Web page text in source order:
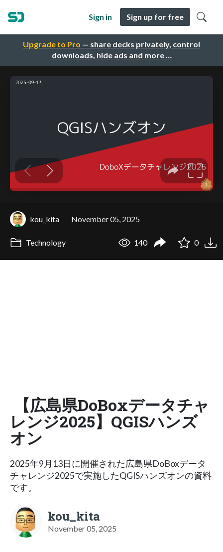
Upgrade to Pro — share decks privately, control
downloads, hide ads and more …
Sign in Sign up for free
kou_kita November 05, 2025
Technology 140 0
【広島県DoBoxデータチャ
レンジ2025】QGISハンズ
オン
2025年9月13日に開催された広島県DoBoxデータ
チャレンジ2025で実施したQGISハンズオンの資料
です。
kou_kita
November 05, 2025